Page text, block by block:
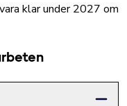
klar under 2027 om